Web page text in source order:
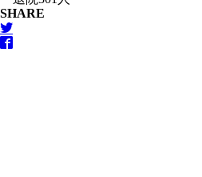
SHARE